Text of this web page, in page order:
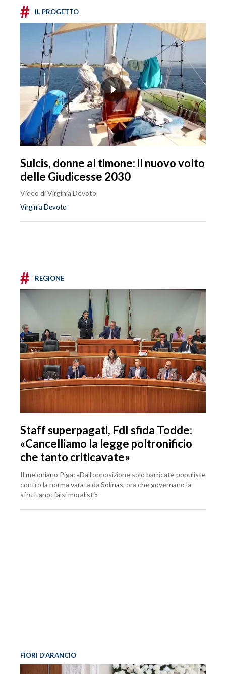
# IL PROGETTO
Sulcis, donne al timone: il nuovo volto
delle Giudicesse 2030
Video di Virginia Devoto
Virginia Devoto
# REGIONE
Staff superpagati, FdI sfida Todde:
«Cancelliamo la legge poltronificio
che tanto criticavate»
Il meloniano Piga: «Dall’opposizione solo barricate populiste
contro la norma varata da Solinas, ora che governano la
sfruttano: falsi moralisti»
FIORI D’ARANCIO